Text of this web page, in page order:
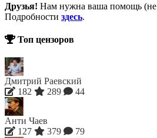
Друзья! Нам нужна ваша помощь (не
Подробности здесь.
Топ цензоров
Дмитрий Раевский
182
289 44
Анти Чаев
127
379 79